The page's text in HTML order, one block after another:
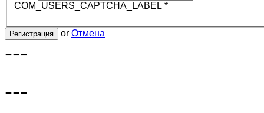
COM_USERS_CAPTCHA_LABEL *
Регистрация or Отмена
---
---